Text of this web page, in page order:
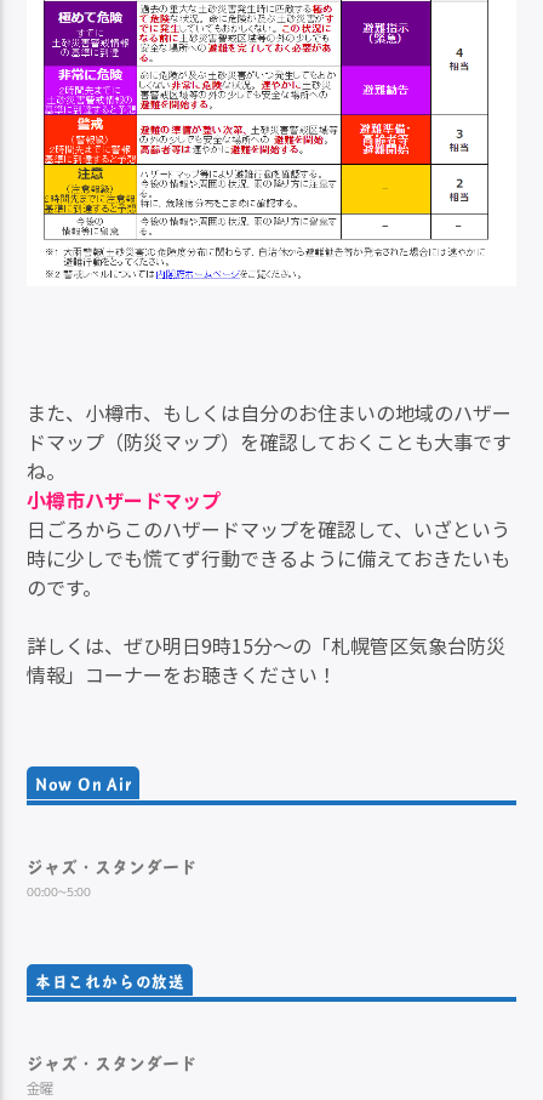
また、小樽市、もしくは自分のお住まいの地域のハザー
ドマップ（防災マップ）を確認しておくことも大事です
ね。
小樽市ハザードマップ
日ごろからこのハザードマップを確認して、いざという
時に少しでも慌てず行動できるように備えておきたいも
のです。
詳しくは、ぜひ明日9時15分～の「札幌管区気象台防災
情報」コーナーをお聴きください！
Now On Air
ジャズ・スタンダード
00:00~5:00
本日これからの放送
ジャズ・スタンダード
金曜